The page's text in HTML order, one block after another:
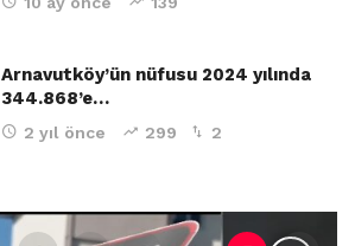
Arnavutköy’ün nüfusu 2024 yılında
344.868’e…
2 yıl önce 299 2